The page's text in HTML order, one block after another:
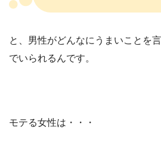
と、男性がどんなにうまいことを
でいられるんです。
モテる女性は・・・